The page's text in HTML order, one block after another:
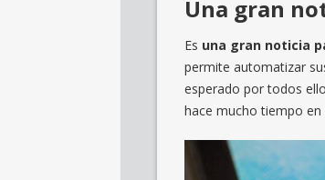
Una gran
Es una gran noticia
permite automatizar
esperado por todos
hace mucho tiempo